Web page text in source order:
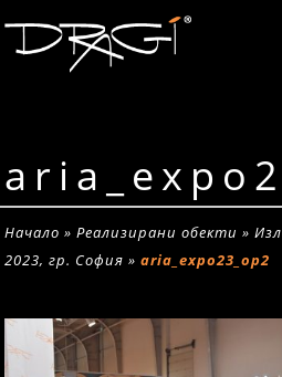
Начало »Реализирани обекти »
2023, гр. София »aria_expo23_op2